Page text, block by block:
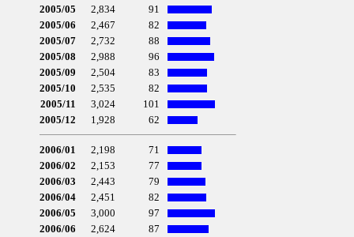
2005/05
2,834
91
2005/06
2,467
82
2005/07
2,732
88
2005/08
2,988
96
2005/09
2,504
83
2005/10
2,535
82
2005/11
3,024
101
2005/12
1,928 62
2006/01 2,198
71
2006/02
2,153
77
2006/03
2,443
79
2006/04
2,451
82
2006/05
3,000
97
2006/06
2,624
87